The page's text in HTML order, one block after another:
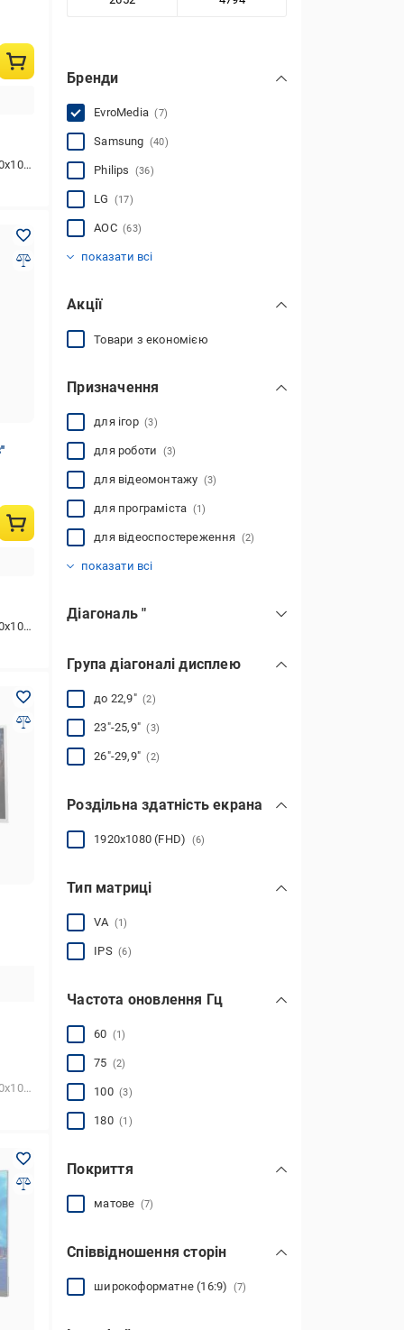
(FHD)
(FHD)
(FHD)
Бренди
EvroMedia(7)
Samsung (40)
Philips (36)
LG (17)
AOC(63)
показати всі
Акції
Товари з економією
Призначення
для ігор(3)
для роботи (3)
для відеомонтажу (3)
для програміста (1)
для відеоспостереження (2)
показати всі
Діагональ "
22(1)
23.8(4)
27 (1)
Група діагоналі дисплею
до 22,9"(2)
23"-25,9"(3)
26"-29,9"(2)
Роздільна здатність екрана
1920x1080 (FHD) (6)
Тип матриці
VA (1)
IPS(6)
Частота оновлення Гц
60 (1)
75 (2)
100(3)
180(1)
Покриття
матове (7)
Співвідношення сторін
широкоформатне (16:9) (7)